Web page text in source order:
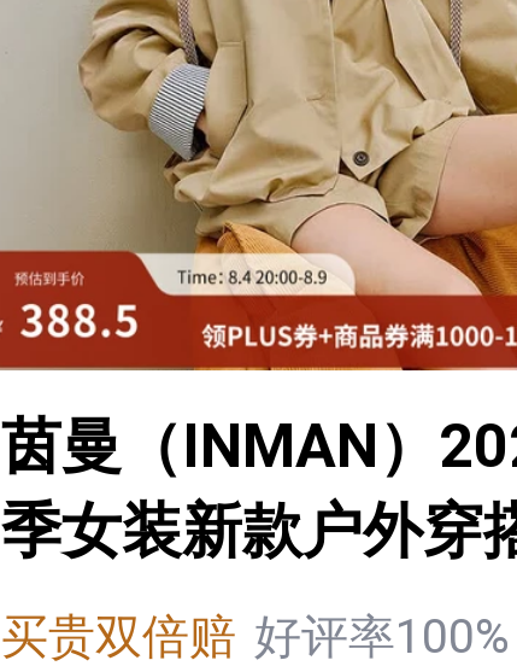
茵曼（INMAN）
季女装新款户外穿
条纹花苞外套休闲
买贵双倍赔 好评率100%